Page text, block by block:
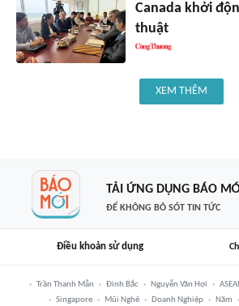
Canada khởi
thuật
XEM THÊM
TẢI ỨNG DỤNG BÁO
ĐỂ KHÔNG BỎ SÓT TIN TỨC
Điều khoản sử dụng
Trần Thanh Mẫn Đình Bắc Nguyễn Văn Hợi
Singapore
Mũi Nghê Doanh Nghiệp Năm